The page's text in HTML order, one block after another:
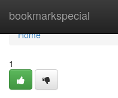
bookmarkspecial
Home
Home
1